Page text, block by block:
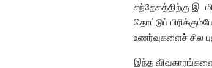
சந்தேகத்திற்கு
தொட்டுப்
உணர்வுகளைச் சில
இந்த